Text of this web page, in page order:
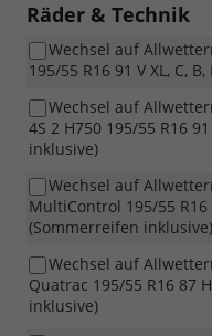
Räder & Technik
Wechsel auf
195/55 R16 91 V XL, C,
Wechsel auf
4S 2 H750 195/55 R16
inklusive)
Wechsel auf
MultiControl 195/55 R16
(Sommerreifen inklusive)
Wechsel auf
Quatrac 195/55 R16 87
inklusive)